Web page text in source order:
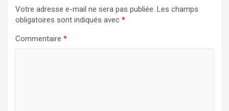
Votre adresse e-mail ne sera pas publiée. Les champs
obligatoires sont indiqués avec *
Commentaire *